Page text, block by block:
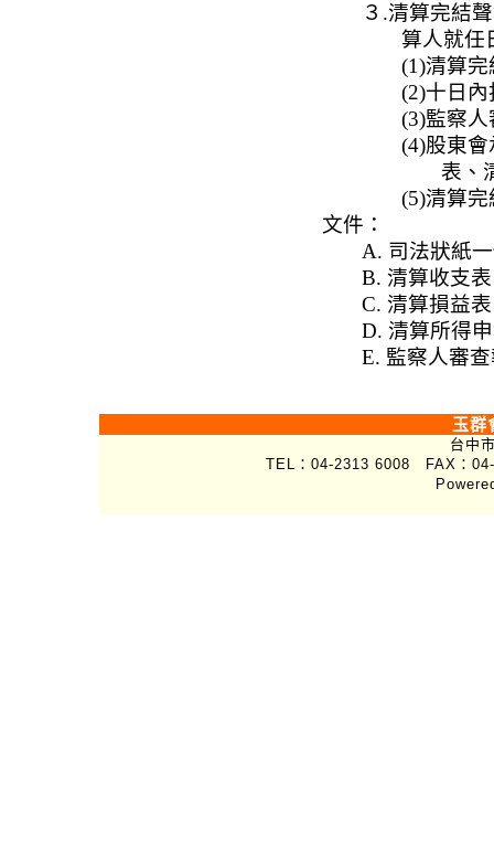
３.清算完結
算人就任
(1)清算完
(2)十日
(3)監察
(4)股東
表、
(5)清算
文件：
A. 司法狀紙
B. 清算收支表
C. 清算損益表
D. 清算所得
E. 監察人審
玉群
台中
TEL：04-2313 6008 FAX：